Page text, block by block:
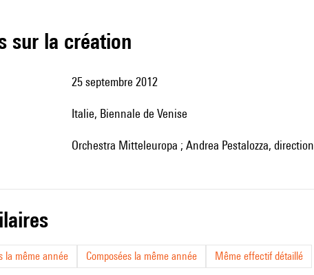
sur la création
25 septembre 2012
Italie, Biennale de Venise
Orchestra Mitteleuropa ; Andrea Pestalozza, direction
la même année Composées la même année Même effectif détaillé